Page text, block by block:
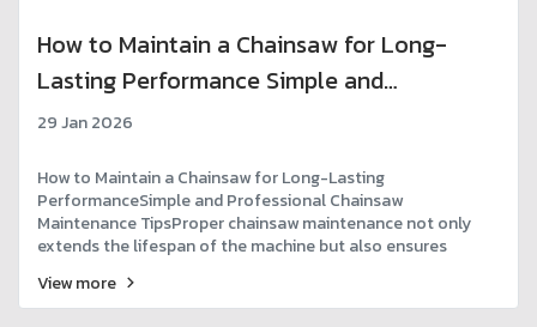
How to Maintain a Chainsaw for Long-
Lasting Performance Simple and
Professional Chainsaw Maintenance Tips
29 Jan 2026
How to Maintain a Chainsaw for Long-Lasting
PerformanceSimple and Professional Chainsaw
Maintenance TipsProper chainsaw maintenance not only
extends the lifespan of the machine but also ensures
following these simple maintenance steps, your chainsaw
will remain reliable and efficient for years to come.
View more